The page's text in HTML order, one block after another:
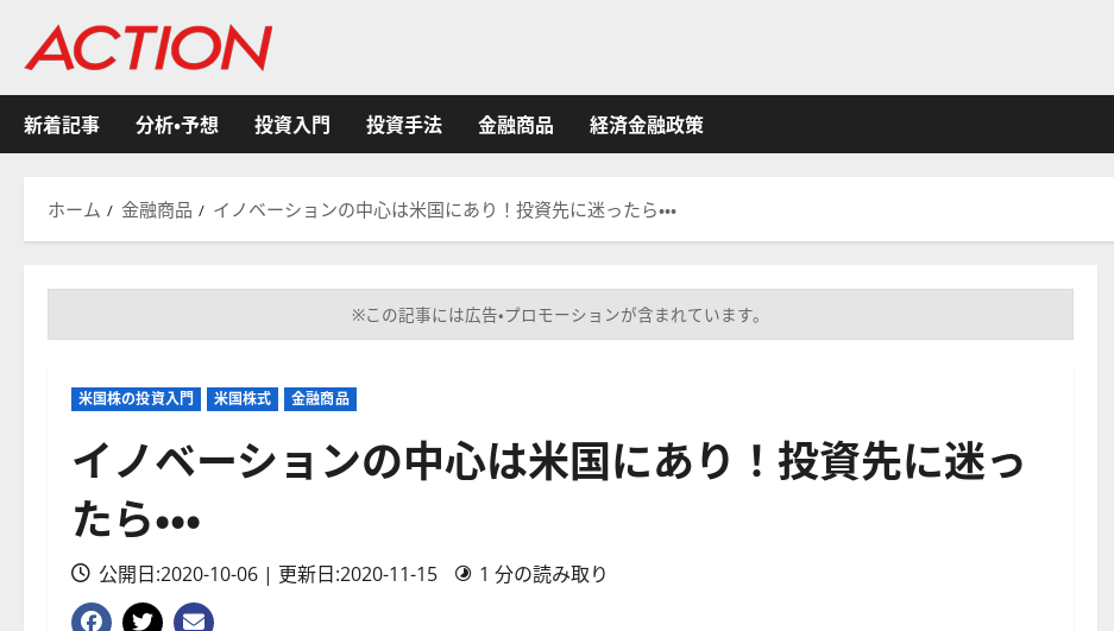
ス
ッ
新着記事 分析・予想 投資入門 投資手法 金融商品 経済金融政策
ホーム 金融商品 イノベーションの中心は米国にあり！投資先に迷ったら・・・
※この記事には広告・プロモーションが含まれています。
米国株の投資入門 米国株式 金融商品
イノベーションの中心は米国にあり！投資先に迷っ
たら・・・
公開日:2020-10-06 | 更新日:2020-11-15 1 分の読み取り